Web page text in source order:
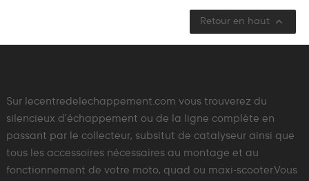
Retour en haut 
Sur lecentredelechappement.com vous trouverez du
silencieux d'échappement ou de la ligne complète en
passant par le collecteur, subsitut de catalyseur ainsi que
tous les accessoires nécessaires au montage et au
fonctionnement de votre moto, quad ou maxi-scooter.Vous